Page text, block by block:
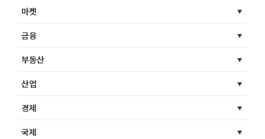
마켓
금융
부동산
산업
경제
국제